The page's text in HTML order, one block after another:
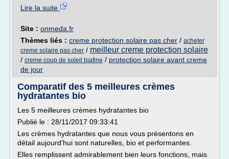
Lire la suite
Site : onmeda.fr
Thèmes liés : creme protection solaire pas cher / acheter
creme solaire pas cher / meilleur creme protection solaire
/ creme coup de soleil biafine / protection solaire avant creme
de jour
Comparatif des 5 meilleures crèmes
hydratantes bio
Les 5 meilleures crèmes hydratantes bio
Publié le : 28/11/2017 09:33:41
Les crèmes hydratantes que nous vous présentons en
détail aujourd'hui sont naturelles, bio et performantes.
Elles remplissent admirablement bien leurs fonctions, mais